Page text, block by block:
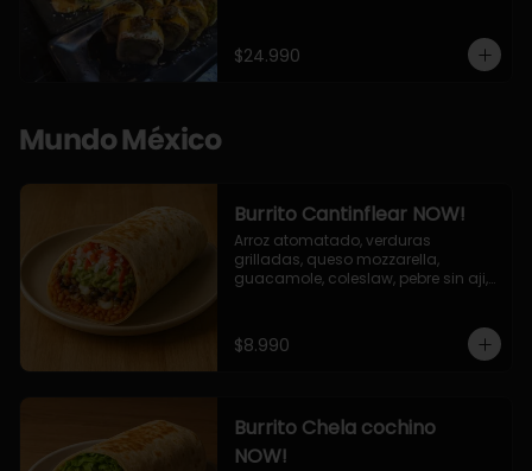
palta, cubierto con topping de
chimichurri de la casa flambeado.
$24.990
Mundo México
Burrito Cantinflear NOW!
Arroz atomatado, verduras
grilladas, queso mozzarella,
guacamole, coleslaw, pebre sin aji,
$8.990
Burrito Chela cochino
NOW!